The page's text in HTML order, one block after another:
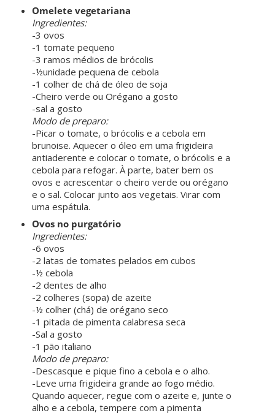
Omelete vegetariana
Ingredientes:
-3 ovos
-1 tomate pequeno
-3 ramos médios de brócolis
-½unidade pequena de cebola
-1 colher de chá de óleo de soja
-Cheiro verde ou Orégano a gosto
-sal a gosto
Modo de preparo:
-Picar o tomate, o brócolis e a cebola em
brunoise. Aquecer o óleo em uma frigideira
antiaderente e colocar o tomate, o brócolis e a
cebola para refogar. À parte, bater bem os
ovos e acrescentar o cheiro verde ou orégano
e o sal. Colocar junto aos vegetais. Virar com
uma espátula.
Ovos no purgatório
Ingredientes:
-6 ovos
-2 latas de tomates pelados em cubos
-½ cebola
-2 dentes de alho
-2 colheres (sopa) de azeite
-½ colher (chá) de orégano seco
-1 pitada de pimenta calabresa seca
-Sal a gosto
-1 pão italiano
Modo de preparo:
-Descasque e pique fino a cebola e o alho.
-Leve uma frigideira grande ao fogo médio.
Quando aquecer, regue com o azeite e, junte o
alho e a cebola, tempere com a pimenta